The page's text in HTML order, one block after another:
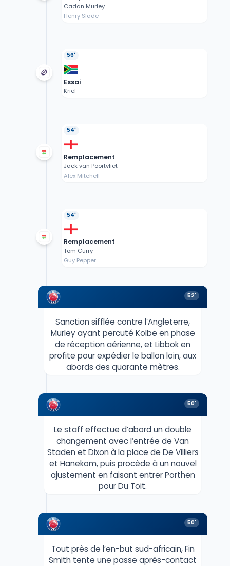
Cadan Murley
Henry Slade
56'
Essai
Kriel
54'
Remplacement
Jack van Poortvliet
Alex Mitchell
54'
Remplacement
Tom Curry
Guy Pepper
52'
Sanction sifflée contre l’Angleterre,
Murley ayant percuté Kolbe en phase
de réception aérienne, et Libbok en
profite pour expédier le ballon loin, aux
abords des quarante mètres.
50'
Le staff effectue d’abord un double
changement avec l’entrée de Van
Staden et Dixon à la place de De Villiers
et Hanekom, puis procède à un nouvel
ajustement en faisant entrer Porthen
pour Du Toit.
50'
Tout près de l’en-but sud-africain, Fin
Smith tente une passe après-contact